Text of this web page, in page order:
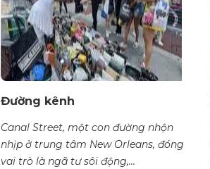
Đường kênh
Canal Street, một con đường nhộn
nhịp ở trung tâm New Orleans, đóng
vai trò là ngã tư sôi động,...